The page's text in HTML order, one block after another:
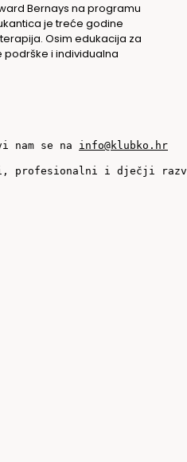
Bernays na programu
je treće godine
Osim edukacija za
i individualna
nam se na info@klubko.hr
profesionalni i dječji